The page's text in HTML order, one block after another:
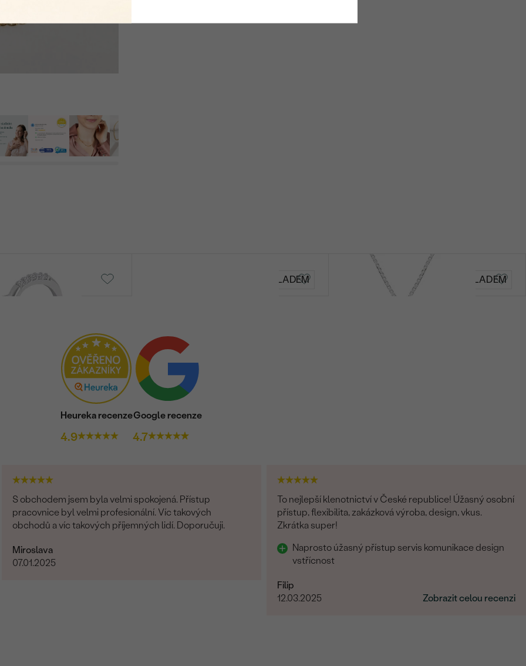
SKLADEM
Malý princ
SKLADEM
Heureka recenze
4.9
Google recenze
4.7
S obchodem jsem byla velmi spokojená. Přístup
pracovnice byl velmi profesionální. Víc takových
obchodů a víc takových příjemných lidí. Doporučuji.
Miroslava
07.01.2025
To nejlepší klenotnictví v České republice! Úžasný osobní
přístup, flexibilita, zakázková výroba, design, vkus.
Zkrátka super!
Naprosto úžasný přístup servis komunikace design
vstřícnost
Filip
12.03.2025
Zobrazit celou recenzi